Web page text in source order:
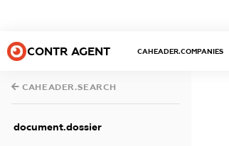
CONTR AGENT CAHEADER.COMPANIES
CAHEADER.SEARCH
document.dossier